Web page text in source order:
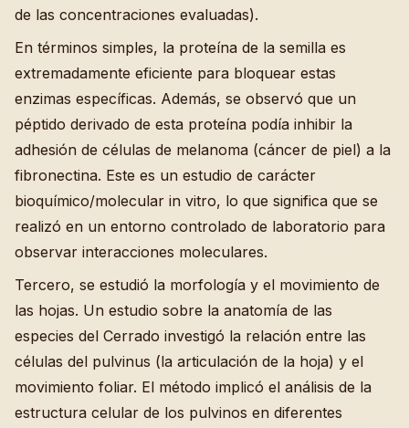
de las concentraciones evaluadas).
En términos simples, la proteína de la semilla es
extremadamente eficiente para bloquear estas
enzimas específicas. Además, se observó que un
péptido derivado de esta proteína podía inhibir la
adhesión de células de melanoma (cáncer de piel) a la
fibronectina. Este es un estudio de carácter
bioquímico/molecular in vitro, lo que significa que se
realizó en un entorno controlado de laboratorio para
observar interacciones moleculares.
Tercero, se estudió la morfología y el movimiento de
las hojas. Un estudio sobre la anatomía de las
especies del Cerrado investigó la relación entre las
células del pulvinus (la articulación de la hoja) y el
movimiento foliar. El método implicó el análisis de la
estructura celular de los pulvinos en diferentes